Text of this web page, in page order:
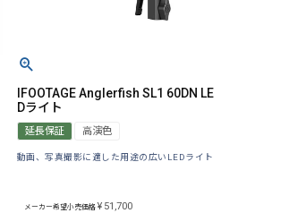
IFOOTAGE Anglerfish SL1 60DN LE
Dライト
延長保証 高演色
動画、写真撮影に適した用途の広いLEDライト
メーカー希望小売価格 ¥ 51,700